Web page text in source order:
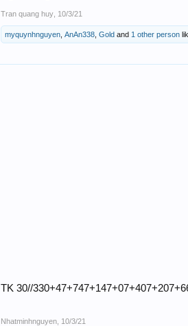
Tran quang huy 10/3/21
myquynhnguyen AnAn338 Gold and 1 other person
TK 30//
Nhatminhnguyen 10/3/21